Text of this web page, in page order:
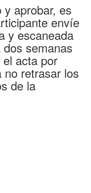
aprobar, es
envíe
y escaneada
semanas
acta por
retrasar los
de la